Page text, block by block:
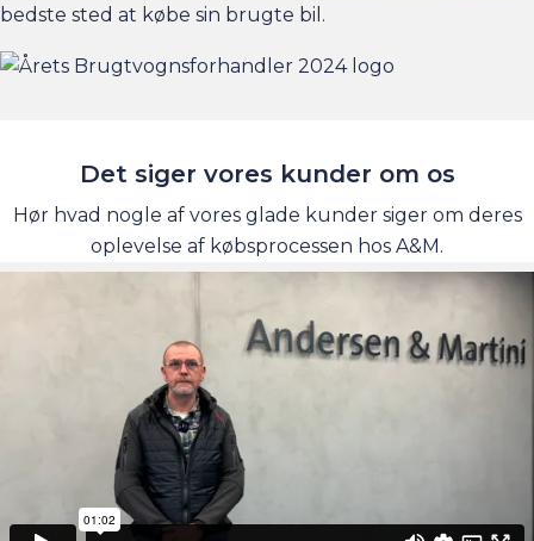
bedste sted at købe sin brugte bil.
Det siger vores kunder om os
Hør hvad nogle af vores glade kunder siger om deres
oplevelse af købsprocessen hos A&M.